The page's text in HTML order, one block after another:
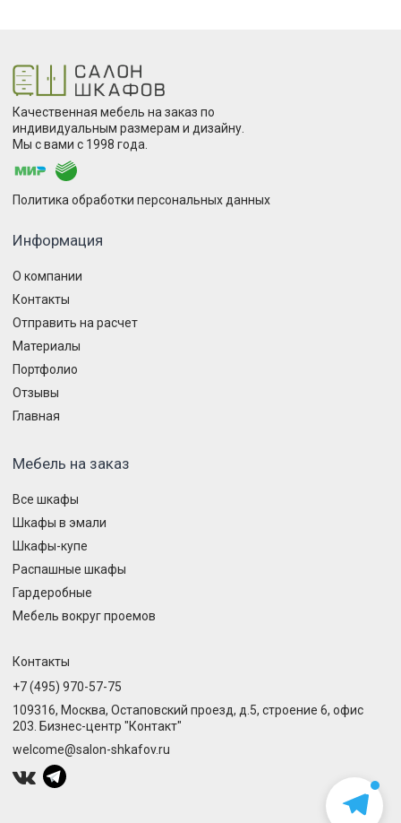
Качественная мебель на заказ по
индивидуальным размерам и дизайну.
Мы с вами с 1998 года.
Политика обработки персональных данных
Информация
О компании
Контакты
Отправить на расчет
Материалы
Портфолио
Отзывы
Главная
Мебель на заказ
Все шкафы
Шкафы в эмали
Шкафы-купе
Распашные шкафы
Гардеробные
Мебель вокруг проемов
Контакты
+7 (495) 970-57-75
109316, Москва, Остаповский проезд, д.5, строение 6, офис
203. Бизнес-центр "Контакт"
welcome@salon-shkafov.ru